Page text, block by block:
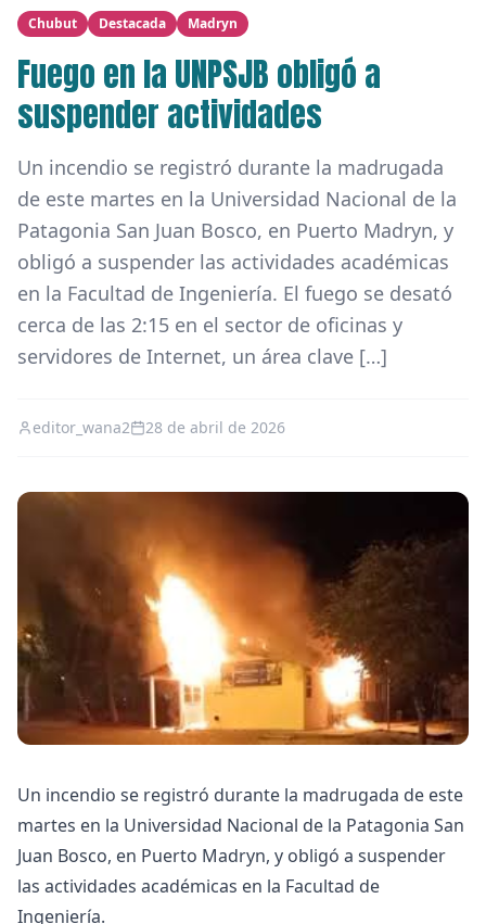
Chubut Destacada Madryn
Fuego en la UNPSJB obligó a
suspender actividades
Un incendio se registró durante la madrugada
de este martes en la Universidad Nacional de la
Patagonia San Juan Bosco, en Puerto Madryn, y
obligó a suspender las actividades académicas
en la Facultad de Ingeniería. El fuego se desató
cerca de las 2:15 en el sector de oficinas y
servidores de Internet, un área clave […]
editor_wana2 28 de abril de 2026
Un incendio se registró durante la madrugada de este
martes en la Universidad Nacional de la Patagonia San
Juan Bosco, en Puerto Madryn, y obligó a suspender
las actividades académicas en la Facultad de
Ingeniería.